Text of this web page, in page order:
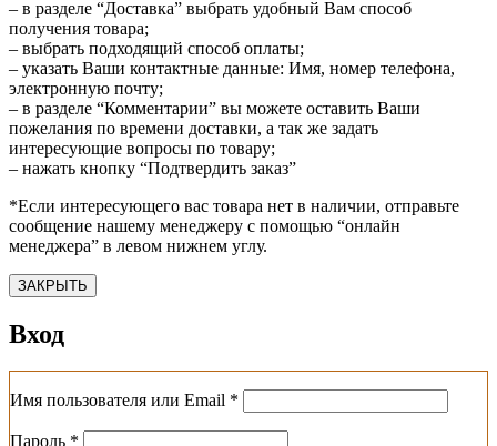
– в разделе “Доставка” выбрать удобный Вам способ
получения товара;
– выбрать подходящий способ оплаты;
– указать Ваши контактные данные: Имя, номер телефона,
электронную почту;
– в разделе “Комментарии” вы можете оставить Ваши
пожелания по времени доставки, а так же задать
интересующие вопросы по товару;
– нажать кнопку “Подтвердить заказ”
*Если интересующего вас товара нет в наличии, отправьте
сообщение нашему менеджеру с помощью “онлайн
менеджера” в левом нижнем углу.
ЗАКРЫТЬ
Вход
Имя пользователя или Email *
Пароль *